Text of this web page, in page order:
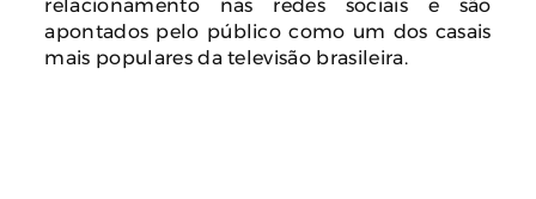
relacionamento nas redes sociais e são
apontados pelo público como um dos casais
mais populares da televisão brasileira.